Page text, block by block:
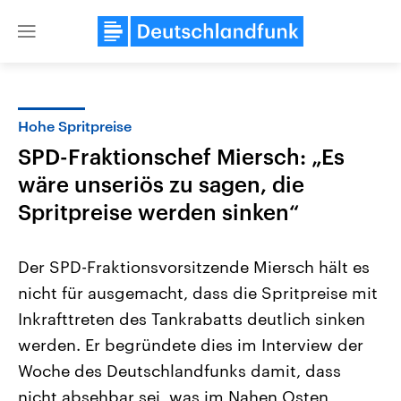
Close
Landtagswahl Sachsen-Anhalt
2026
Alle Informationen
Sachsen-Anhalt wählt am 6.
September 2026 einen neuen
Bundesland von einer Koalition aus
USA
Aktuelle Beiträge,
Hintergründe
Wirtschaftlich und
gehören die Vereinigten
den mächtigsten Ländern
mit großem Einfluss auf
Hohe Spritpreise
SPD-Fraktionschef Miersch: „Es
wäre unseriös zu sagen, die
Spritpreise werden sinken“
Der SPD-Fraktionsvorsitzende Miersch hält es
nicht für ausgemacht, dass die Spritpreise mit
Inkrafttreten des Tankrabatts deutlich sinken
werden. Er begründete dies im Interview der
Woche des Deutschlandfunks damit, dass
nicht absehbar sei, was im Nahen Osten